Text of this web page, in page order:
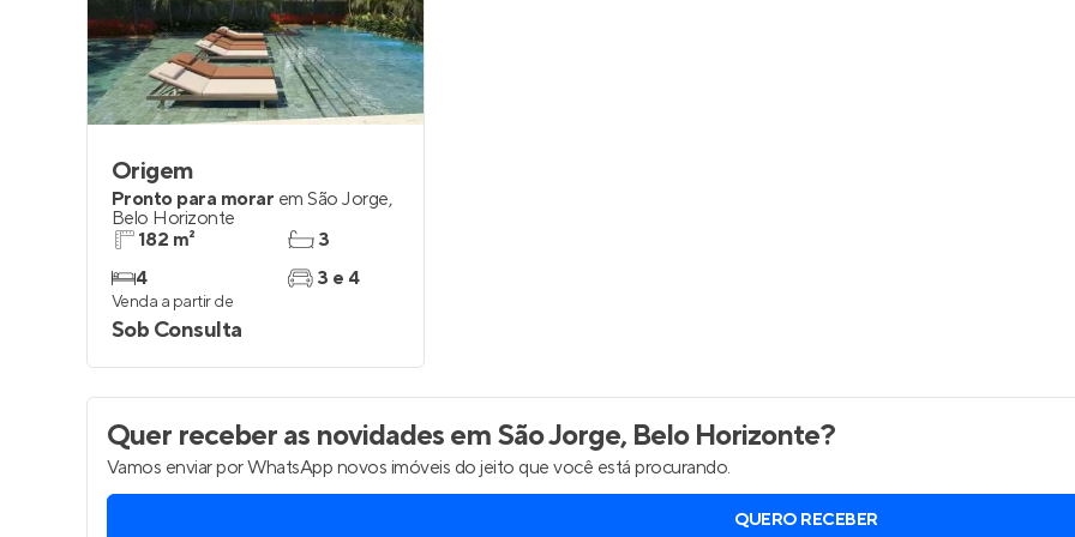
Entrar no Painel de Clientes
Origem
Pronto para morar em São Jorge,
Belo Horizonte
182 m²
4
3
3 e 4
Venda a partir de
Sob Consulta
Quer receber as novidadesem São Jorge, Belo Horizonte?
Vamos enviar por WhatsApp novos imóveis do jeito que você está procurando.
QUERO RECEBER